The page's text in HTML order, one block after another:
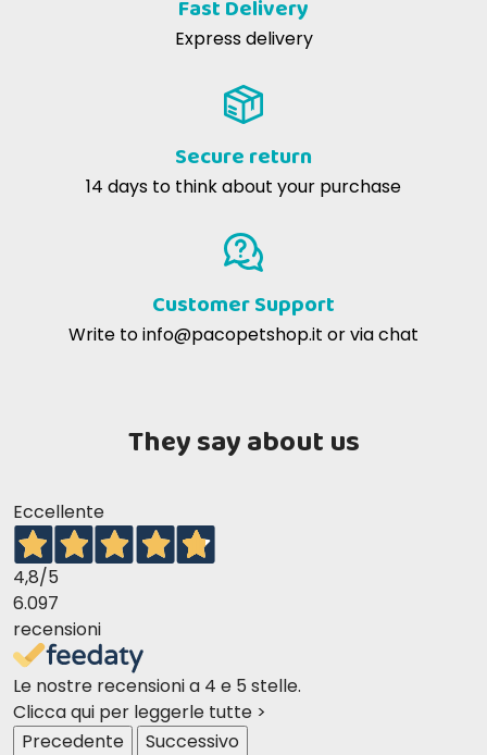
Fast Delivery
Express delivery
Secure return
14 days to think about your purchase
Customer Support
Write toinfo@pacopetshop.it or via chat
They say about us
Eccellente
4,8/5
6.097
recensioni
Le nostre recensioni a 4 e 5 stelle.
Clicca qui per leggerle tutte >
Precedente
Successivo